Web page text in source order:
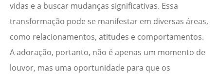
vidas e a buscar mudanças significativas. Essa
transformação pode se manifestar em diversas áreas,
como relacionamentos, atitudes e comportamentos.
A adoração, portanto, não é apenas um momento de
louvor, mas uma oportunidade para que os